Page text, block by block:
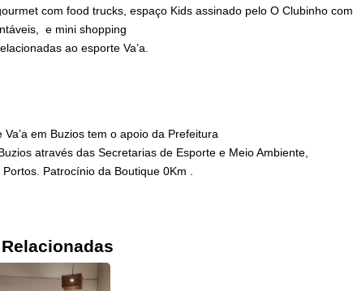
com food trucks, espaço Kids assinado pelo O Clubinho com
e mini shopping
ao esporte Va’a.
Va’a em Buzios tem o apoio da Prefeitura
através das Secretarias de Esporte e Meio Ambiente,
Patrocínio da Boutique 0Km .